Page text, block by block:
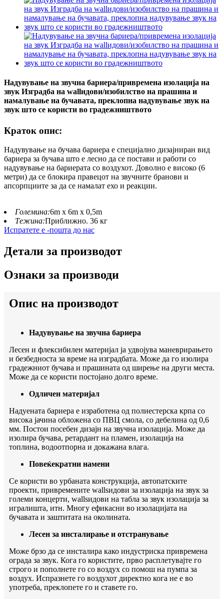
Надувување на звучна бариера/привремена изолација на
звук Изградба на wallидови/изобилство на прашина и
намалување на бучавата, преклопна надувување звук на
звук што се користи во градежништвото
Краток опис:
Надувување на бучава бариера е специјално дизајниран вид
бариера за бучава што е лесно да се постави и работи со
надувување на бариерата со воздухот. Доволно е високо (6
метри) да се блокира правецот на звучните бранови и
апсорпциите за да се намалат ехо и реакции.
Големина:6m x 6m x 0,5m
Тежина:Приближно. 36 кг
Испратете е -пошта до нас
Детали за производот
Ознаки за производи
Опис на производот
Надувување на звучна бариера
Лесен и флексибилен материјал ја удвојува маневрирањето
и безбедноста за време на изградбата. Може да го изолира
градежниот бучава и прашината од ширење на други места.
Може да се користи постојано долго време.
Одличен материјал
Надуената бариера е изработена од полиестерска крпа со
висока јачина обложена со ПВЦ смола, со дебелина од 0,6
мм. Постои посебен дизајн на звучна изолација. Може да
изолира бучава, ретардант на пламен, изолација на
топлина, водоотпорна и докажана влага.
Повеќекратни намени
Се користи во урбаната конструкција, автопатските
проекти, привремените wallsидови за изолација на звук за
големи концерти, wallsидови на табла за звук изолација за
игралишта, итн. Многу ефикасни во изолацијата на
бучавата и заштитата на околината.
Лесен за инсталирање и отстранување
Може брзо да се инсталира како индустриска привремена
ограда за звук. Кога го користите, прво расплетувајте го
строго и пополнете го со воздух со помош на пумпа за
воздух. Испразнете го воздухот директно кога не е во
употреба, преклопете го и ставете го.